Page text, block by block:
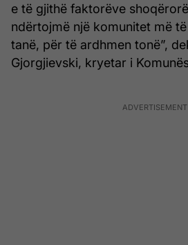
e të gjithë faktorëve
ndërtojmë një komunitet më
tanë, për të ardhmen tonë”,
Gjorgjievski, kryetar i